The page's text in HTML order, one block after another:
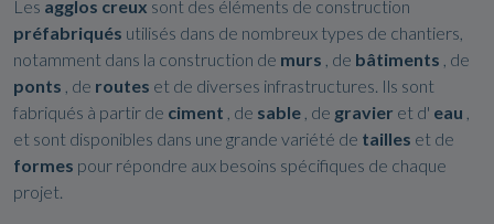
Les agglos creux sont des éléments de construction
préfabriqués utilisés dans de nombreux types de chantiers,
notamment dans la construction de murs , de bâtiments , de
ponts , de routes et de diverses infrastructures. Ils sont
fabriqués à partir de ciment , de sable , de gravier et d' eau
et sont disponibles dans une grande variété de tailles et de
formes pour répondre aux besoins spécifiques de chaque
projet.